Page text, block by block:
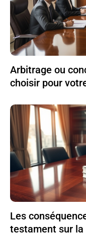
Arbitrage ou
choisir pour
Les
testament sur